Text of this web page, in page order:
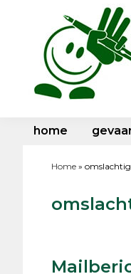
navigation
Teksten
sitehome
Home »